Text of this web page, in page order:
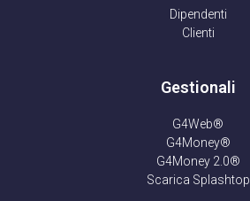
Dipendenti
Clienti
Gestionali
G4Web®
G4Money®
G4Money 2.0®
Scarica Splashtop